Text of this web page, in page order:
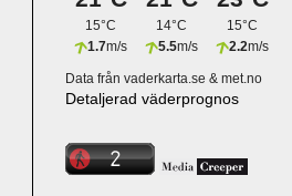
15°C
1.7m/s
14°C
5.5m/s
15°C
2.2m/s
Data från vaderkarta.se & met.no
Detaljerad väderprognos